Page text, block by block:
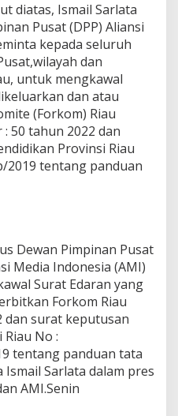
diatas, Ismail Sarlata
Pusat (DPP) Aliansi
kepada seluruh
dan
untuk mengkawal
dan atau
(Forkom) Riau
50 tahun 2022 dan
Provinsi Riau
2019 tentang panduan
Dewan Pimpinan Pusat
Media Indonesia (AMI)
Surat Edaran yang
Forkom Riau
dan surat keputusan
No :
tentang panduan tata
Sarlata dalam pres
AMI.Senin